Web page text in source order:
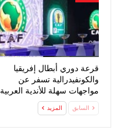
قرعة دوري أبطال إفريقيا
والكونفيدرالية تسفر عن
مواجهات سهلة للأندية العربية
السابق المزيد